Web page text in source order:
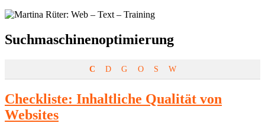
Schlagwort:
Suchmaschinenoptimierung
C D G O S W
Checkliste: Inhaltliche Qualität von
Websites